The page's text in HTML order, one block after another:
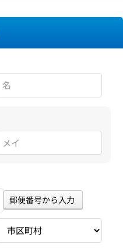
郵便番号から入力